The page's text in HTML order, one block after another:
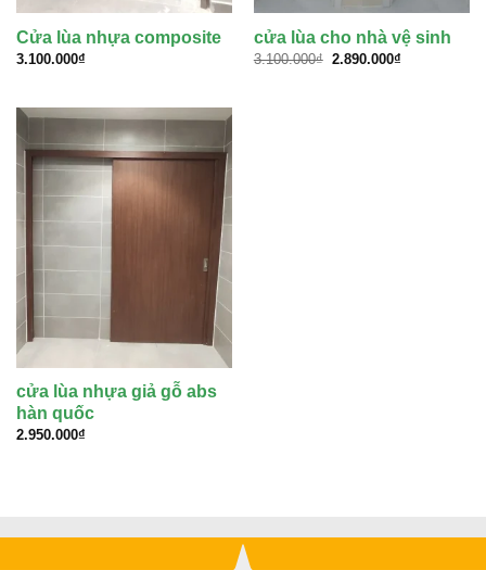
Cửa lùa nhựa composite
3.100.000₫
cửa lùa cho nhà vệ sinh
3.100.000₫ Giá
2.890.000₫Giá
cửa lùa nhựa giả gỗ abs
hàn quốc
2.950.000₫